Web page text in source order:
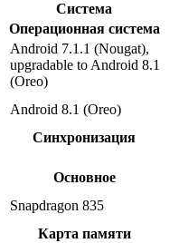
Система
Операционная система
Android 7.1.1 (Nougat),
upgradable to Android 8.1
(Oreo)
Android 8.1 (Oreo)
Синхронизация
Основное
Snapdragon 835
Карта памяти